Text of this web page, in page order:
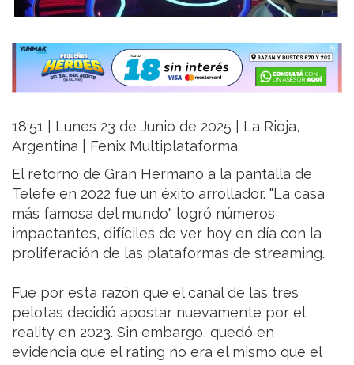
18:51 | Lunes 23 de Junio de 2025 | La Rioja,
Argentina | Fenix Multiplataforma
El retorno de Gran Hermano a la pantalla de
Telefe en 2022 fue un éxito arrollador. "La casa
más famosa del mundo" logró números
impactantes, difíciles de ver hoy en día con la
proliferación de las plataformas de streaming.
Fue por esta razón que el canal de las tres
pelotas decidió apostar nuevamente por el
reality en 2023. Sin embargo, quedó en
evidencia que el rating no era el mismo que el